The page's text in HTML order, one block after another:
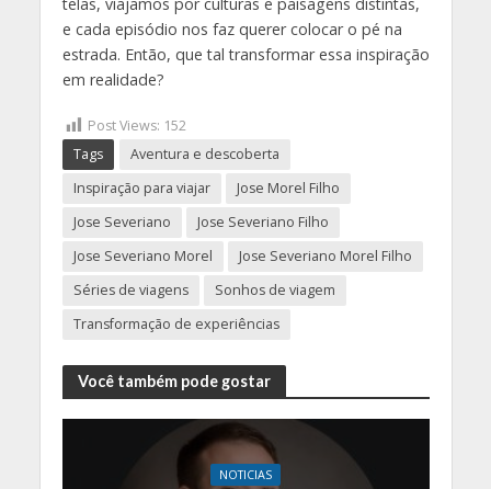
telas, viajamos por culturas e paisagens distintas,
e cada episódio nos faz querer colocar o pé na
estrada. Então, que tal transformar essa inspiração
em realidade?
Post Views: 152
Tags
Aventura e descoberta
Inspiração para viajar
Jose Morel Filho
Jose Severiano
Jose Severiano Filho
Jose Severiano Morel
Jose Severiano Morel Filho
Séries de viagens
Sonhos de viagem
Transformação de experiências
Você também pode gostar
NOTICIAS